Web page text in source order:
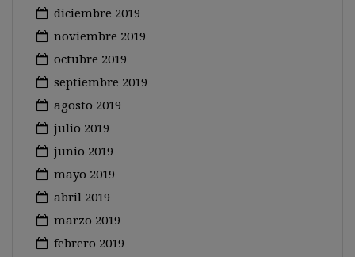
diciembre 2019
noviembre 2019
octubre 2019
septiembre 2019
agosto 2019
julio 2019
junio 2019
mayo 2019
abril 2019
marzo 2019
febrero 2019